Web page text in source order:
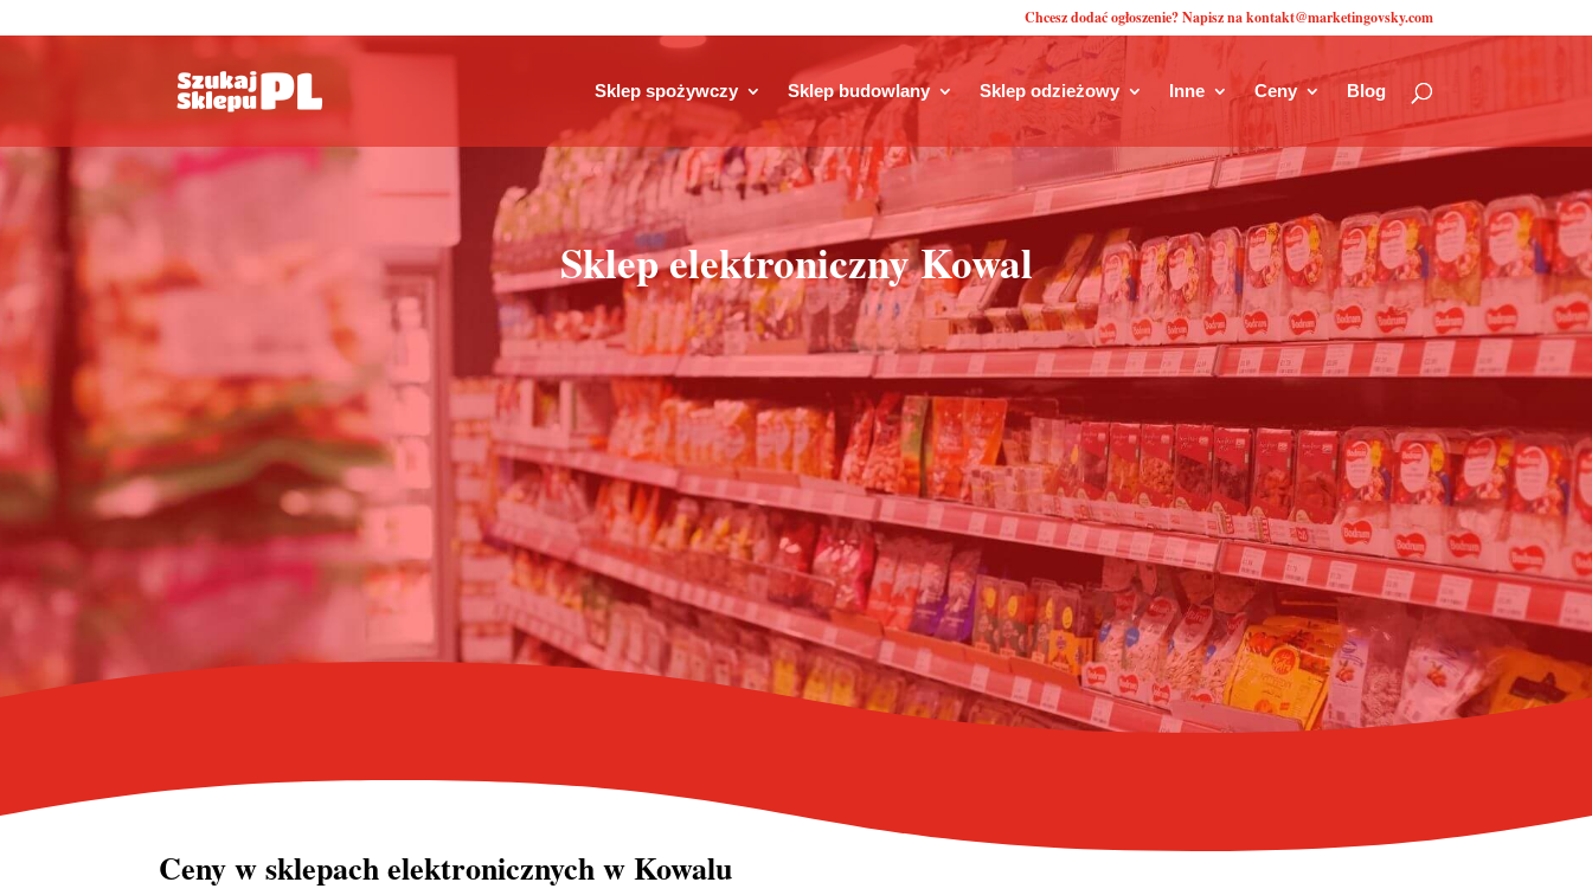
Chcesz dodać ogłoszenie? Napisz na kontakt@marketingovsky.com
Sklep spożywczy Sklep budowlany Sklep odzieżowy Inne Ceny Blog
Sklep elektroniczny Kowal
Ceny wsklepach elektronicznychw Kowalu